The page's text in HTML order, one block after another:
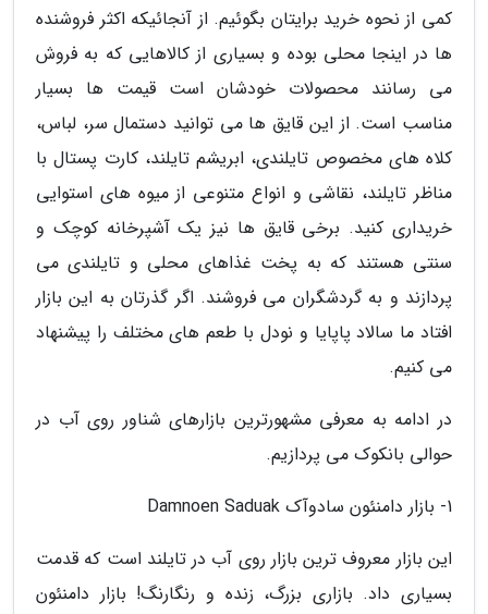
کمی از نحوه خرید برایتان بگوئیم. از آنجائیکه اکثر فروشنده
ها در اینجا محلی بوده و بسیاری از کالاهایی که به فروش
می رسانند محصولات خودشان است قیمت ها بسیار
مناسب است. از این قایق ها می توانید دستمال سر، لباس،
کلاه های مخصوص تایلندی، ابریشم تایلند، کارت پستال با
مناظر تایلند، نقاشی و انواع متنوعی از میوه های استوایی
خریداری کنید. برخی قایق ها نیز یک آشپرخانه کوچک و
سنتی هستند که به پخت غذاهای محلی و تایلندی می
پردازند و به گردشگران می فروشند. اگر گذرتان به این بازار
افتاد ما سالاد پاپایا و نودل با طعم های مختلف را پیشنهاد
می کنیم.
در ادامه به معرفی مشهورترین بازارهای شناور روی آب در
حوالی بانکوک می پردازیم.
1- بازار دامنئون سادوآک Damnoen Saduak
این بازار معروف ترین بازار روی آب در تایلند است که قدمت
بسیاری داد. بازاری بزرگ، زنده و رنگارنگ! بازار دامنئون